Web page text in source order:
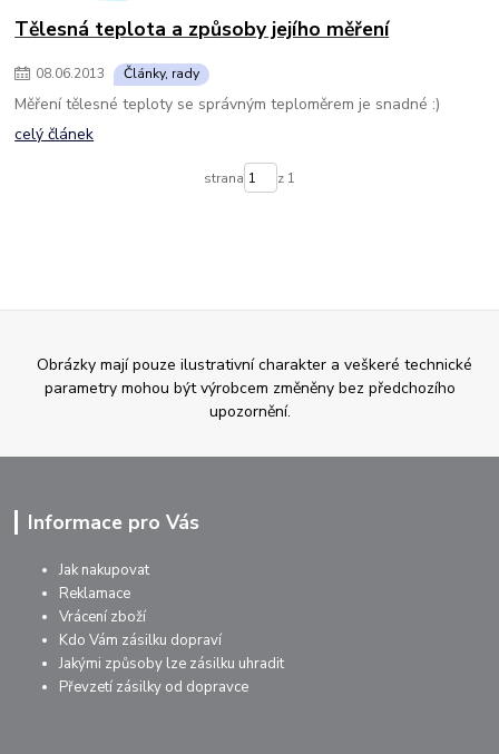
Tělesná teplota a způsoby jejího měření
08.06.2013 Články, rady
Měření tělesné teploty se správným teploměrem je snadné :)
celý článek
strana z 1
Obrázky mají pouze ilustrativní charakter a veškeré technické
parametry mohou být výrobcem změněny bez předchozího
upozornění.
Informace pro Vás
Jak nakupovat
Reklamace
Vrácení zboží
Kdo Vám zásilku dopraví
Jakými způsoby lze zásilku uhradit
Převzetí zásilky od dopravce